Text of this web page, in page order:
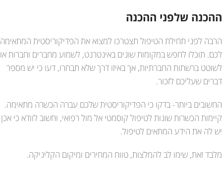
ההכנה שלפני ההכנה
הרבה לפני תחילת הטיפול תצטרכו למצוא את הפדיקוריסטית המתאימה
לכם. תוכלו לחפש במקומות שונים באינטרנט, לשמוע מחברים וחברות או
לשוטט ברשתות החברתיות, אך באיזו דרך שלא תבחרו, דעו כי יש מספר
דברים שעליכם לזכור.
החשובים ביותר- בדקו כי הפדיקוריסטית שלכם עברה הכשרה מתאימה.
קיימות הכשרות שונות לטיפול קוסמטי אל מול רפואי, וחשוב לוודא כי אכן
יש לה את הידע המתאים לטיפול.
מלבד זאת, שימו לב להמלצות, טווח המחירים ומיקום הקליניקה.